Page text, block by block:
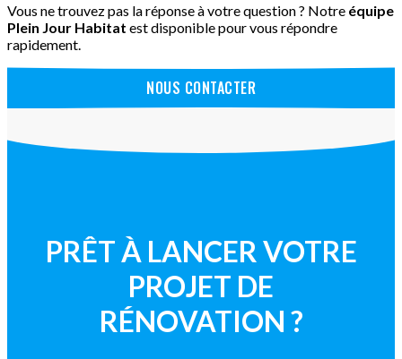
Vous ne trouvez pas la réponse à votre question ? Notre équipe
Plein Jour Habitat est disponible pour vous répondre
rapidement.
NOUS CONTACTER
PRÊT À LANCER VOTRE
PROJET DE
RÉNOVATION ?